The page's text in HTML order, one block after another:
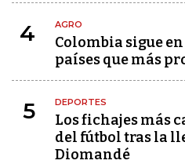
4 AGRO
Colombia sigue
países que más
5 DEPORTES
Los fichajes más
del fútbol tras la
Diomandé